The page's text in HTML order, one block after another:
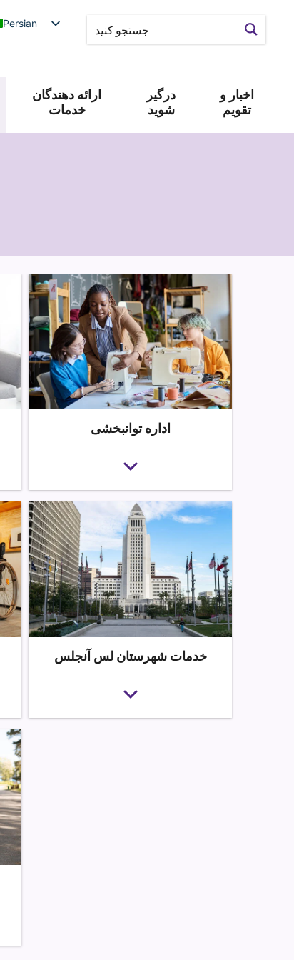
Persian
ارائه دهندگان
خدمات
درگیر
شوید
اخبار و
تقویم
اداره توانبخشی
خدمات شهرستان لس آنجلس